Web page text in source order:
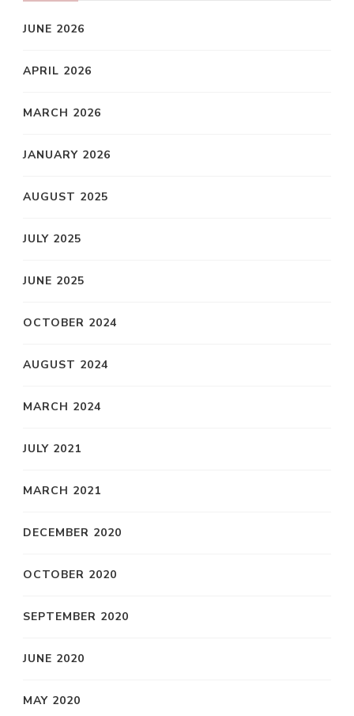
JUNE 2026
APRIL 2026
MARCH 2026
JANUARY 2026
AUGUST 2025
JULY 2025
JUNE 2025
OCTOBER 2024
AUGUST 2024
MARCH 2024
JULY 2021
MARCH 2021
DECEMBER 2020
OCTOBER 2020
SEPTEMBER 2020
JUNE 2020
MAY 2020